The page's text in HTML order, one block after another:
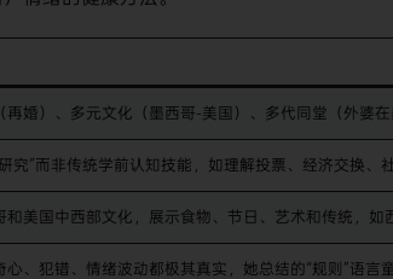
再婚）、多元文化（墨西哥-美国）、多代同堂（外婆在
究”而非传统学前认知技能，如理解投票、经济交换、
和美国中西部文化，展示食物、节日、艺术和传统，如
心、犯错、情绪波动都极其真实，她总结的“规则”语言